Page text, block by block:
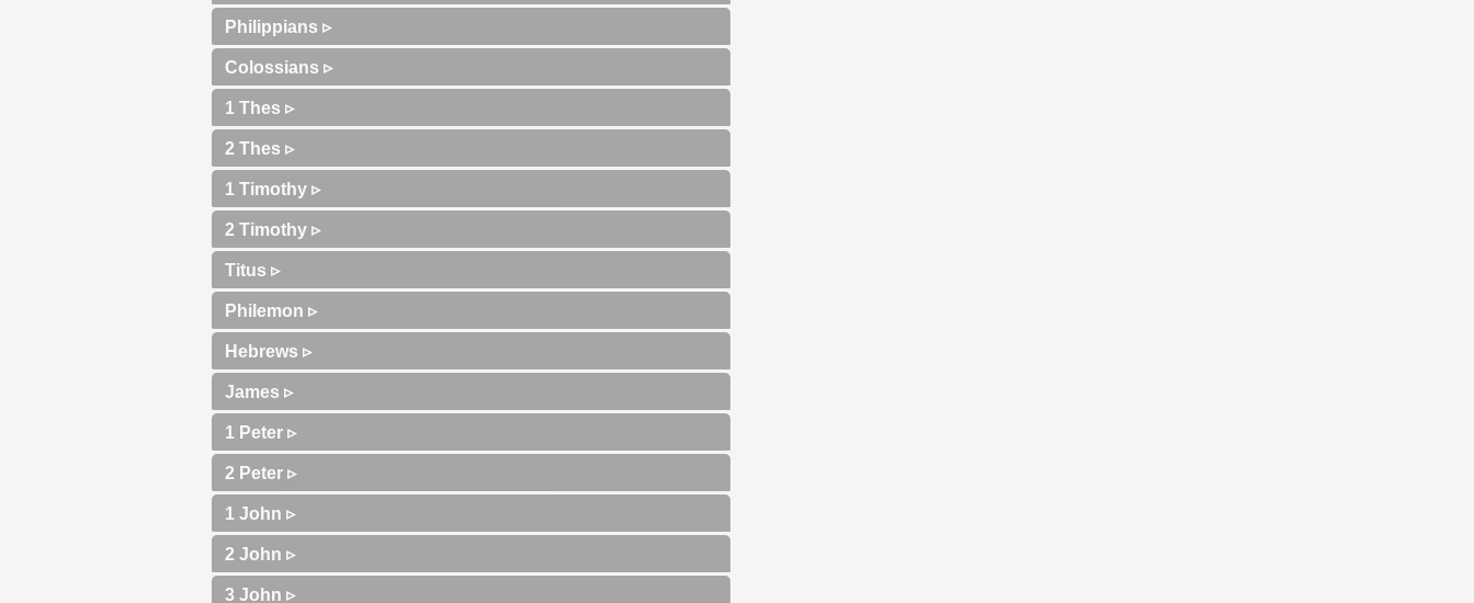
Philippians ▹
Colossians ▹
1 Thes ▹
2 Thes ▹
1 Timothy ▹
2 Timothy ▹
Titus ▹
Philemon ▹
Hebrews ▹
James ▹
1 Peter ▹
2 Peter ▹
1 John ▹
2 John ▹
3 John ▹